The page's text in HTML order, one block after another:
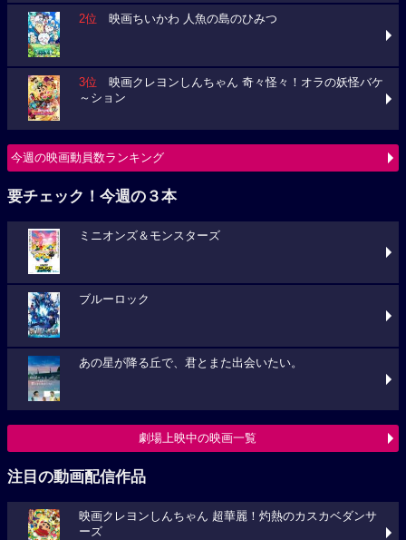
2位 映画ちいかわ 人魚の島のひみつ
3位 映画クレヨンしんちゃん 奇々怪々！オラの妖怪バケ
～ション
今週の映画動員数ランキング
要チェック！今週の３本
ミニオンズ＆モンスターズ
ブルーロック
あの星が降る丘で、君とまた出会いたい。
劇場上映中の映画一覧
注目の動画配信作品
映画クレヨンしんちゃん 超華麗！灼熱のカスカベダンサ
ーズ